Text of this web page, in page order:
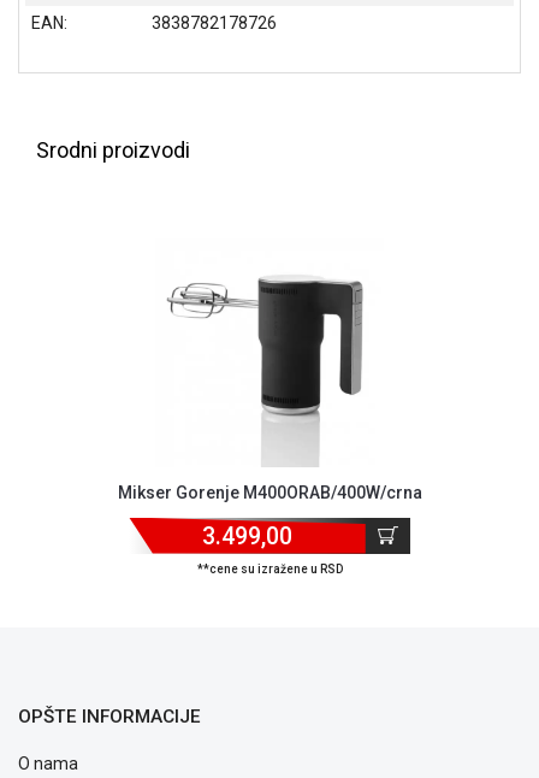
BAŠTA
IGRAČKE
EAN: 3838782178726
Srodni proizvodi
Mikser Gorenje M400ORAB/400W/crna
3.499,00
**cene su izražene u RSD
OPŠTE INFORMACIJE
O nama